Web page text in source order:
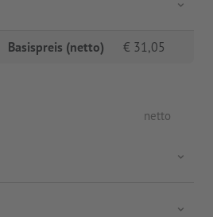
Basispreis (netto) € 31,05
netto